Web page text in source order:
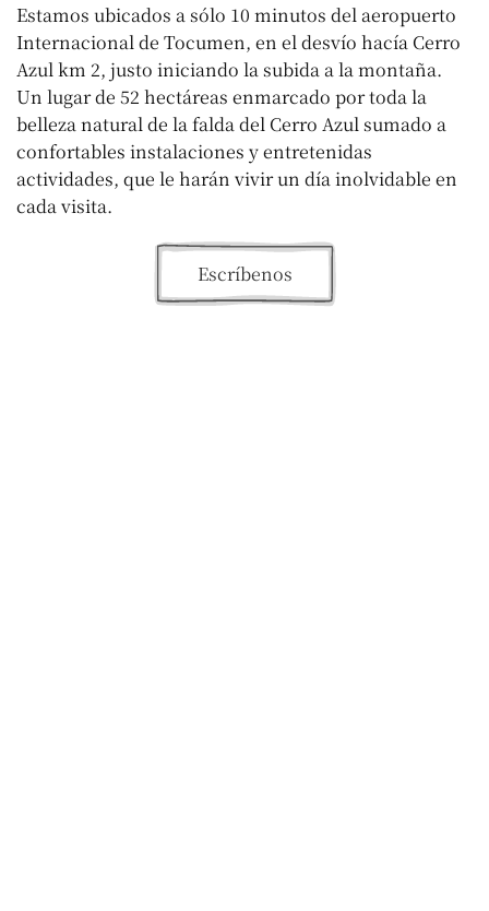
Estamos ubicados a sólo 10 minutos del aeropuerto
Internacional de Tocumen, en el desvío hacía Cerro
Azul km 2, justo iniciando la subida a la montaña.
Un lugar de 52 hectáreas enmarcado por toda la
belleza natural de la falda del Cerro Azul sumado a
confortables instalaciones y entretenidas
actividades, que le harán vivir un día inolvidable en
cada visita.
Escríbenos